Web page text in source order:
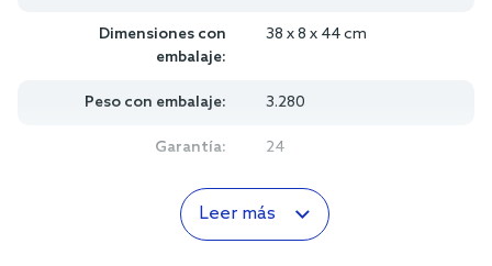
Dimensiones con
embalaje:
38 x 8 x 44 cm
Peso con embalaje: 3.280
Garantía: 24
Leer más